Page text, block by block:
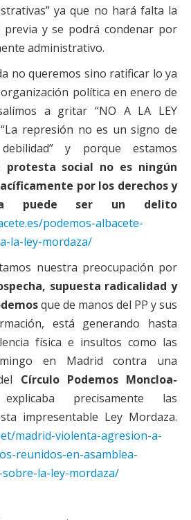
ya que no hará falta la
previa y se podrá condenar por
administrativo.
no queremos sino ratificar lo ya
política en enero de
a gritar “NO A LA LEY
“La represión no es un signo de
y porque estamos
protesta social no es ningún
por los derechos y
puede ser un delito
podemos-albacete-
la-ley-mordaza/
nuestra preocupación por
supuesta radicalidad y
que de manos del PP y sus
está generando hasta
física e insultos como las
en Madrid contra una
Círculo Podemos Moncloa-
precisamente las
impresentable Ley Mordaza.
madrid-violenta-agresion-a-
reunidos-en-asamblea-
la-ley-mordaza/